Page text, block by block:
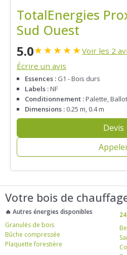
TotalEnergies
Sud Ouest
5.0★★★★★Voir les 2
Écrire un avis
Essences : G1 - Bois durs
Labels :NF
Conditionnement :Palette, Ballot
Dimensions : 0.25 m, 0.4 m
Devis
Votre bois de
🔥 Autres énergies disponibles
Granulés de bois
Bûche compressée
Plaquette forestière